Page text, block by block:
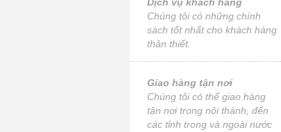
Chúng tôi có những chính
sách tốt nhất cho khách hàng
thân thiết.
Giao hàng tận nơi
Chúng tôi có thể giao hàng
tận nơi trong nội thành, đến
các tỉnh trong và ngoài nước